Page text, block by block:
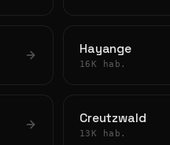
Hayange
16K hab.
Creutzwald
13K hab.